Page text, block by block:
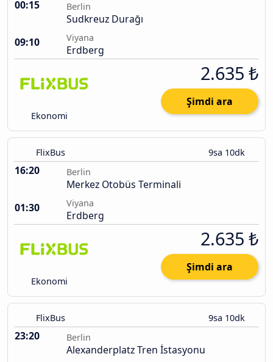
00:15 Berlin
Sudkreuz Durağı
09:10
Viyana
Erdberg
Ekonomi
2.635 ₺
Şimdi ara
FlixBus 9sa 10dk
16:20 Berlin
Merkez Otobüs Terminali
01:30
Viyana
Erdberg
Ekonomi
2.635 ₺
Şimdi ara
FlixBus 9sa 10dk
23:20 Berlin
Alexanderplatz Tren İstasyonu